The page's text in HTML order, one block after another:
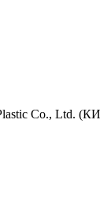
Co., Ltd.